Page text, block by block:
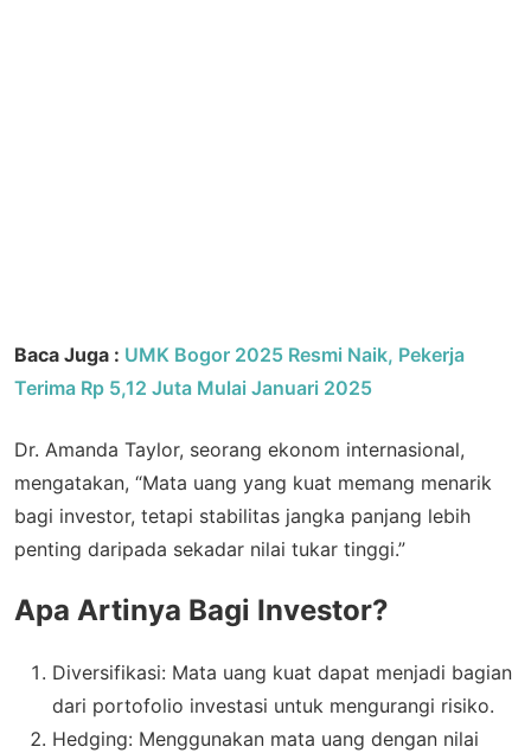
Baca Juga : UMK Bogor 2025 Resmi Naik, Pekerja
Terima Rp 5,12 Juta Mulai Januari 2025
Dr. Amanda Taylor, seorang ekonom internasional,
mengatakan, “Mata uang yang kuat memang menarik
bagi investor, tetapi stabilitas jangka panjang lebih
penting daripada sekadar nilai tukar tinggi.”
Apa Artinya Bagi Investor?
Diversifikasi: Mata uang kuat dapat menjadi bagian
dari portofolio investasi untuk mengurangi risiko.
Hedging: Menggunakan mata uang dengan nilai